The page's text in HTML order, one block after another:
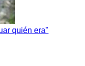
quién era"